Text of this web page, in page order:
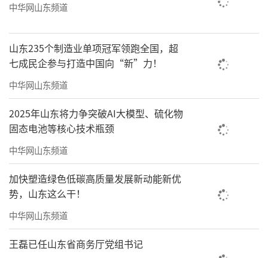
中华网山东频道
山东235个制造业单项冠军领跑全国，超
七成民企参与打造中国向“新”力！
中华网山东频道
2025年山东将力争突破AI大模型、硫化物
固态电池等核心技术瓶颈
中华网山东频道
加快塑造绿色低碳高质量发展新动能新优
势，山东这么干！
中华网山东频道
王磊已任山东省商务厅党组书记